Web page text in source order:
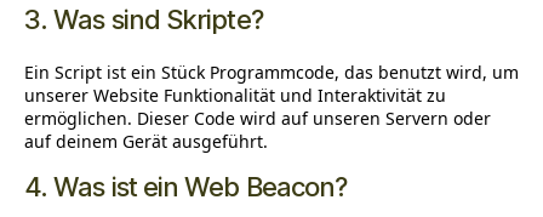
3. Was sind Skripte?
Ein Script ist ein Stück Programmcode, das benutzt wird, um
unserer Website Funktionalität und Interaktivität zu
ermöglichen. Dieser Code wird auf unseren Servern oder
auf deinem Gerät ausgeführt.
4. Was ist ein Web Beacon?